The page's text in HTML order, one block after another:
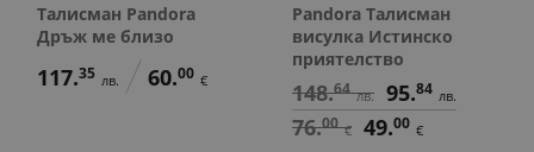
Талисман Pandora
Дръж ме близо
117.35 лв. 60.00 €
Pandora Талисман
висулка Истинско
приятелство
148.64 лв. 95.84 лв.
76.00 € 49.00 €